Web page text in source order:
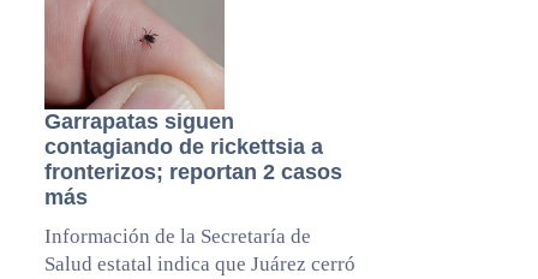
Garrapatas siguen
contagiando de rickettsia a
fronterizos; reportan 2 casos
más
Información de la Secretaría de
Salud estatal indica que Juárez cerró